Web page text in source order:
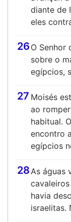
diante de
eles
26 O Senhor
sobre o
egípcios,
27 Moisés
ao
habitual.
encontro
egípcios
28As águas
havia
israelitas.